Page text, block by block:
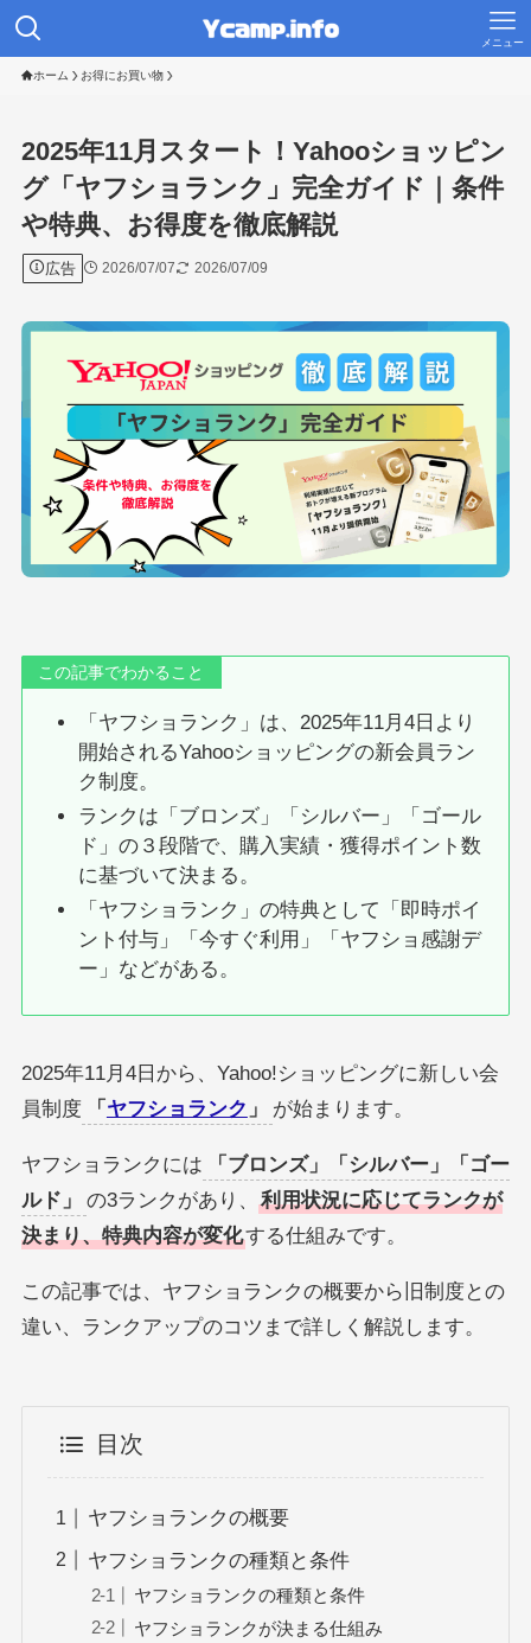
メニュー
ホーム お得にお買い物
2025年11月スタート！Yahooショッピン
グ「ヤフショランク」完全ガイド｜条件
や特典、お得度を徹底解説
広告 2026/07/07 2026/07/09
この記事でわかること
「ヤフショランク」は、2025年11月4日より
開始されるYahooショッピングの新会員ラン
ク制度。
ランクは「ブロンズ」「シルバー」「ゴール
ド」の３段階で、購入実績・獲得ポイント数
に基づいて決まる。
「ヤフショランク」の特典として「即時ポイ
ント付与」「今すぐ利用」「ヤフショ感謝デ
ー」などがある。
2025年11月4日から、Yahoo!ショッピングに新しい会
員制度
「 ヤフショランク 」 が始まります。
ヤフショランクには
「ブロンズ」「シルバー」「ゴー
ルド」
の3ランクがあり、
利用状況に応じてランクが
決まり、特典内容が変化する仕組みです。
この記事では、ヤフショランクの概要から旧制度との
違い、ランクアップのコツまで詳しく解説します。
目次
ヤフショランクの概要
ヤフショランクの種類と条件
ヤフショランクの種類と条件
ヤフショランクが決まる仕組み